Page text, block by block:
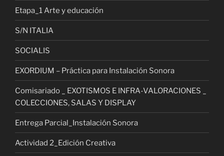
Etapa_1 Arte y educación
S/N ITALIA
SOCIALIS
EXORDIUM – Práctica para Instalación Sonora
Comisariado _ EXOTISMOS E INFRA-VALORACIONES _
COLECCIONES, SALAS Y DISPLAY
Entrega Parcial_Instalación Sonora
Actividad 2_Edición Creativa